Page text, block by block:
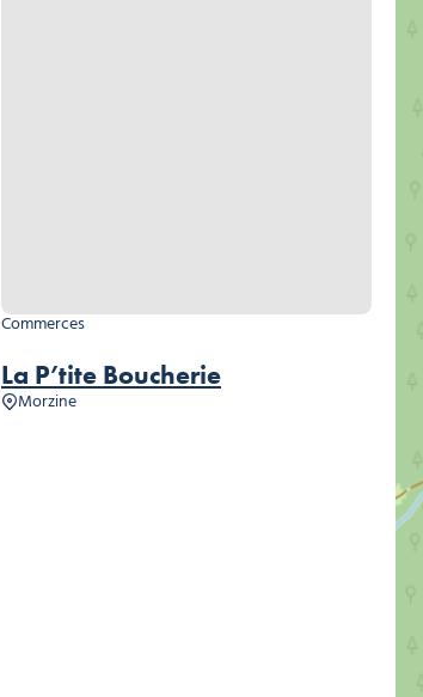
La P’tite Boucherie
Commerces
Morzine